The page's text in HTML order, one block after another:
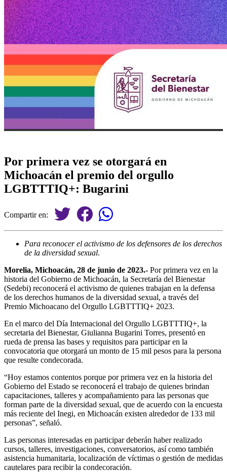
Por primera vez se otorgará en
Michoacán el premio del orgullo
LGBTTTIQ+: Bugarini
Compartir en:
Para reconocer el activismo de los defensores de los derechos
de la diversidad sexual.
Morelia, Michoacán, 28 de junio de 2023.- Por primera vez en la
historia del Gobierno de Michoacán, la Secretaría del Bienestar
(Sedebi) reconocerá el activismo de quienes trabajan en la defensa
de los derechos humanos de la diversidad sexual, a través del
Premio Michoacano del Orgullo LGBTTTIQ+ 2023.
En el marco del Día Internacional del Orgullo LGBTTTIQ+, la
secretaria del Bienestar, Giulianna Bugarini Torres, presentó en
rueda de prensa las bases y requisitos para participar en la
convocatoria que otorgará un monto de 15 mil pesos para la persona
que resulte condecorada.
“Hoy estamos contentos porque por primera vez en la historia del
Gobierno del Estado se reconocerá el trabajo de quienes brindan
capacitaciones, talleres y acompañamiento para las personas que
forman parte de la diversidad sexual, que de acuerdo con la encuesta
más reciente del Inegi, en Michoacán existen alrededor de 133 mil
personas”, señaló.
Las personas interesadas en participar deberán haber realizado
cursos, talleres, investigaciones, conversatorios, así como también
asistencia humanitaria, localización de víctimas o gestión de medidas
cautelares para recibir la condecoración.